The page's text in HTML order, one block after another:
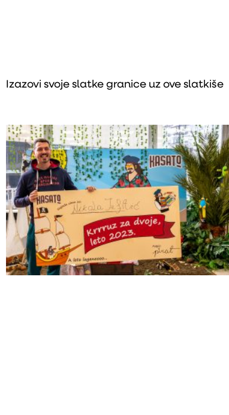
Izazovi svoje slatke granice uz ove slatkiše